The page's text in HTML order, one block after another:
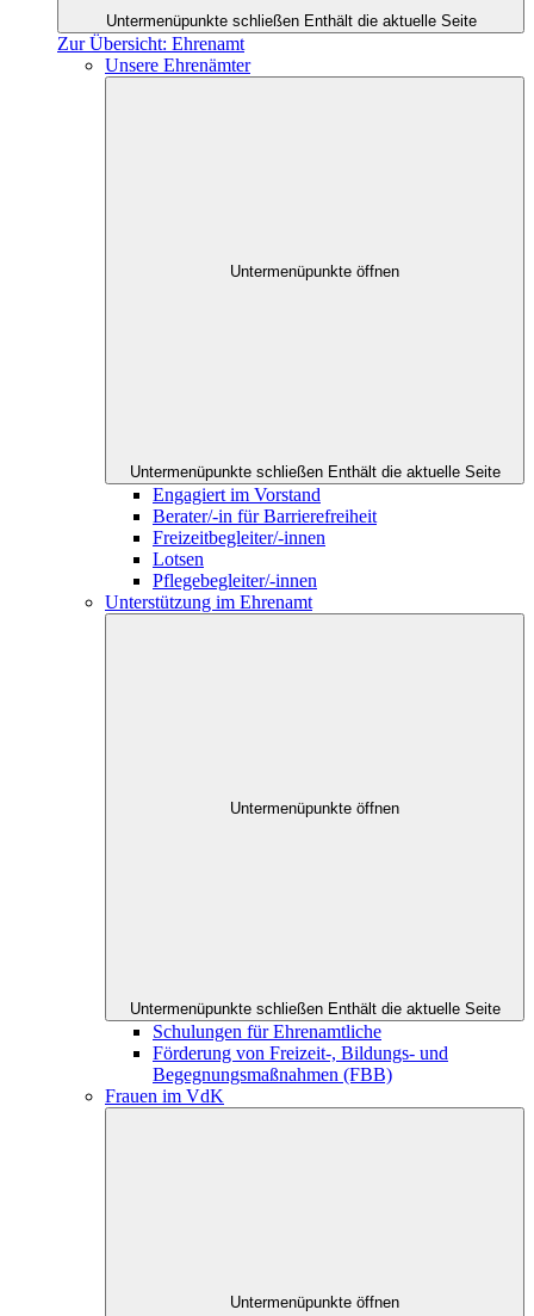
Untermenüpunkte schließen Enthält die aktuelle Seite
Zur Übersicht: Ehrenamt
Unsere Ehrenämter
Untermenüpunkte öffnen
Untermenüpunkte schließen Enthält die aktuelle Seite
Engagiert im Vorstand
Berater/-in für Barrierefreiheit
Freizeitbegleiter/-innen
Lotsen
Pflegebegleiter/-innen
Unterstützung im Ehrenamt
Untermenüpunkte öffnen
Untermenüpunkte schließen Enthält die aktuelle Seite
Schulungen für Ehrenamtliche
Förderung von Freizeit-, Bildungs- und
Begegnungsmaßnahmen (FBB)
Frauen im VdK
Untermenüpunkte öffnen